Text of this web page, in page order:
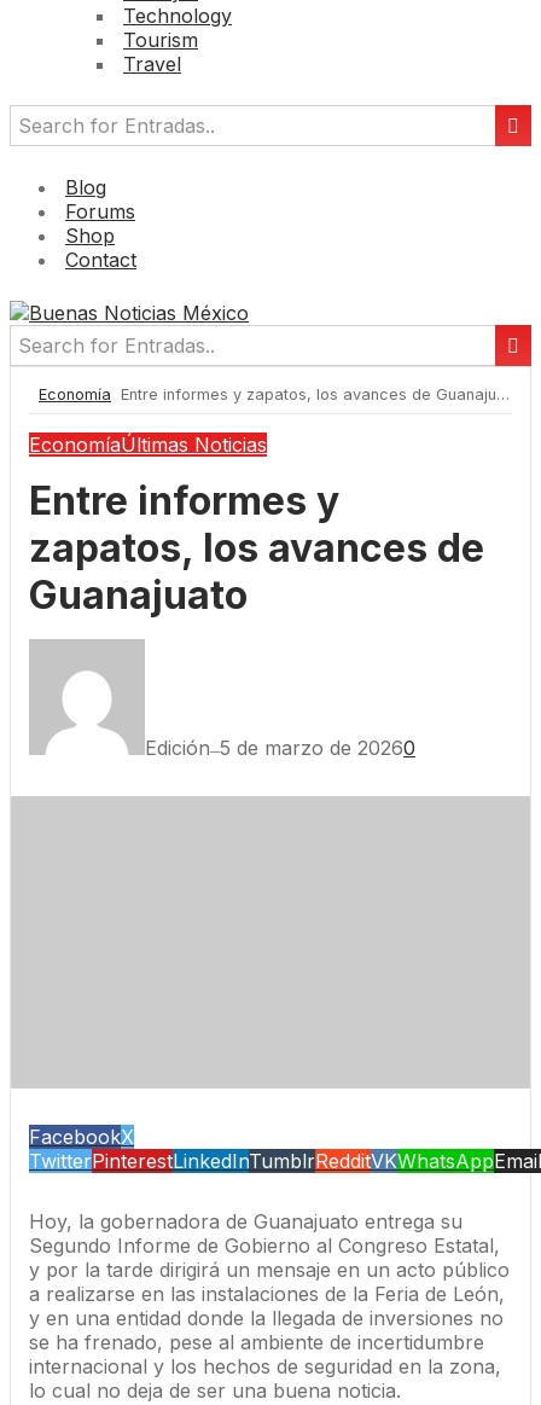
Technology
Tourism
Travel
Blog
Forums
Shop
Contact
Economía Entre informes y zapatos, los avances de Guanajuato
EconomíaÚltimas Noticias
Entre informes y
zapatos, los avances de
Guanajuato
Edición—5 de marzo de 20260
FacebookX
TwitterPinterestLinkedInTumblrRedditVKWhatsAppEmail
Hoy, la gobernadora de Guanajuato entrega su
Segundo Informe de Gobierno al Congreso Estatal,
y por la tarde dirigirá un mensaje en un acto público
a realizarse en las instalaciones de la Feria de León,
y en una entidad donde la llegada de inversiones no
se ha frenado, pese al ambiente de incertidumbre
internacional y los hechos de seguridad en la zona,
lo cual no deja de ser una buena noticia.